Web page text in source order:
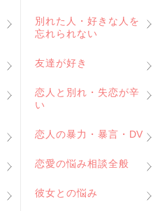
別れた人・好きな人を
忘れられない
友達が好き
恋人と別れ・失恋が辛
い
恋人の暴力・暴言・DV
恋愛の悩み相談全般
彼女との悩み